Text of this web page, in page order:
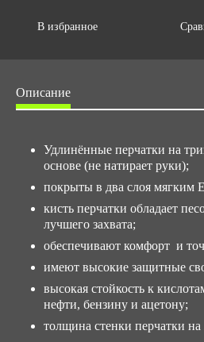
0.00056
В избранное
Описание
Удлинённые перчатки на
основе (не натирает руки);
покрыты в два слоя мягким
кисть перчатки обладает
лучшего захвата;
обеспечивают комфорт и
имеют высокие защитные
высокая стойкость к
нефти, бензину и ацетону;
толщина стенки перчатки